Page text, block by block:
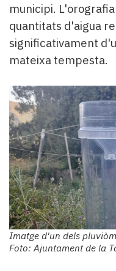
municipi.
quantitats d'aigua
significativament
mateixa tempesta.
Imatge d'un dels
Foto: Ajuntament de la